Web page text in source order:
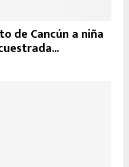
de Cancún a niña